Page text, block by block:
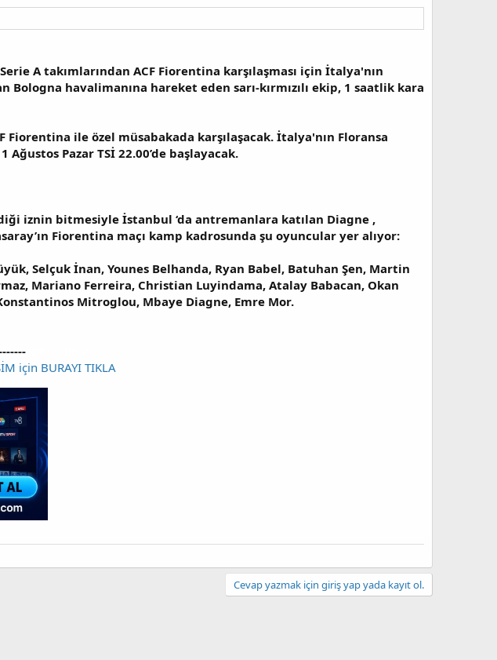
A takımlarından ACF Fiorentina karşılaşması için İtalya'nın
havalimanına hareket eden sarı-kırmızılı ekip, 1 saatlik kara
Fiorentina ile özel müsabakada karşılaşacak. İtalya'nın Floransa
Pazar TSİ 22.00’de başlayacak.
iznin bitmesiyle İstanbul ‘da antremanlara katılan Diagne ,
Fiorentina maçı kamp kadrosunda şu oyuncular yer alıyor:
Selçuk İnan, Younes Belhanda, Ryan Babel, Batuhan Şen, Martin
Mariano Ferreira, Christian Luyindama, Atalay Babacan, Okan
Mitroglou, Mbaye Diagne, Emre Mor.
için BURAYI TIKLA
Cevap yazmak için giriş yap yada kayıt ol.